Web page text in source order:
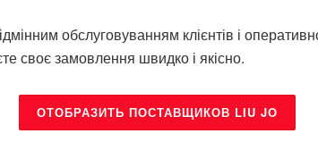
обслуговуванням клієнтів і
своє замовлення швидко і якісно.
ОТОБРАЗИТЬ ПОСТАВЩИКОВ LIU JO